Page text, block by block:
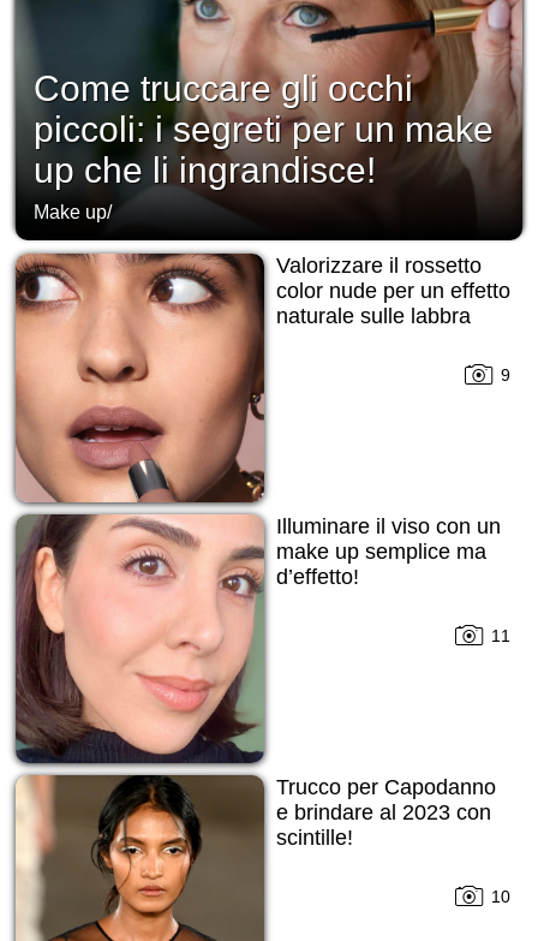
Come truccare gli occhi
piccoli: i segreti per un make
up che li ingrandisce!
Make up/
Valorizzare il rossetto
color nude per un effetto
naturale sulle labbra
9
Illuminare il viso con un
make up semplice ma
d’effetto!
11
Trucco per Capodanno
е brindare al 2023 con
scintille!
10